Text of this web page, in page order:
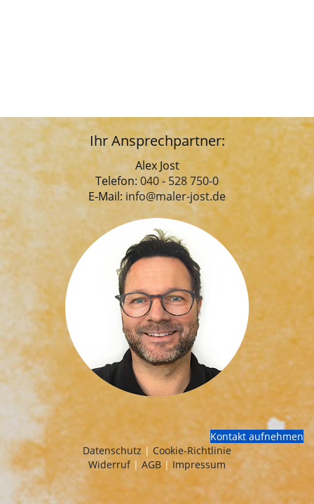
Ihr Ansprechpartner:
Alex Jost
Telefon:040 - 528 750-0
E-Mail: info@maler-jost.de
Kontakt aufnehmen
Datenschutz | Cookie-Richtlinie
Widerruf| AGB | Impressum